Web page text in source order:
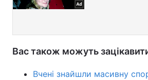
Вас також можуть
Вчені знайшли масивну